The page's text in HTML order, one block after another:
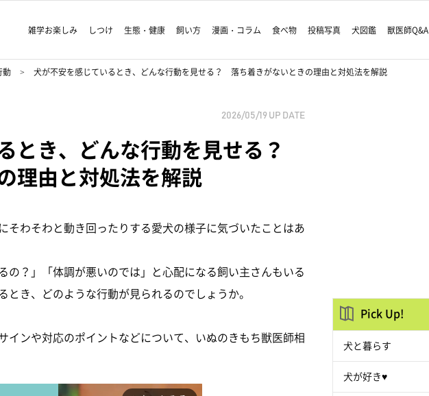
雑学お楽しみ しつけ 生態・健康 飼い方 漫画・コラム 食べ物 投稿写真 犬図鑑 獣医師Q&A
動 犬が不安を感じているとき、どんな行動を見せる？ 落ち着きがないときの理由と対処法を解説
2026/05/19 UP DATE
とき、どんな行動を見せる？
理由と対処法を解説
そわそわと動き回ったりする愛犬の様子に気づいたことはあ
の？」「体調が悪いのでは」と心配になる飼い主さんもいる
き、どのような行動が見られるのでしょうか。
インや対応のポイントなどについて、いぬのきもち獣医師相
Pick Up!
犬と暮らす
犬が好き♥